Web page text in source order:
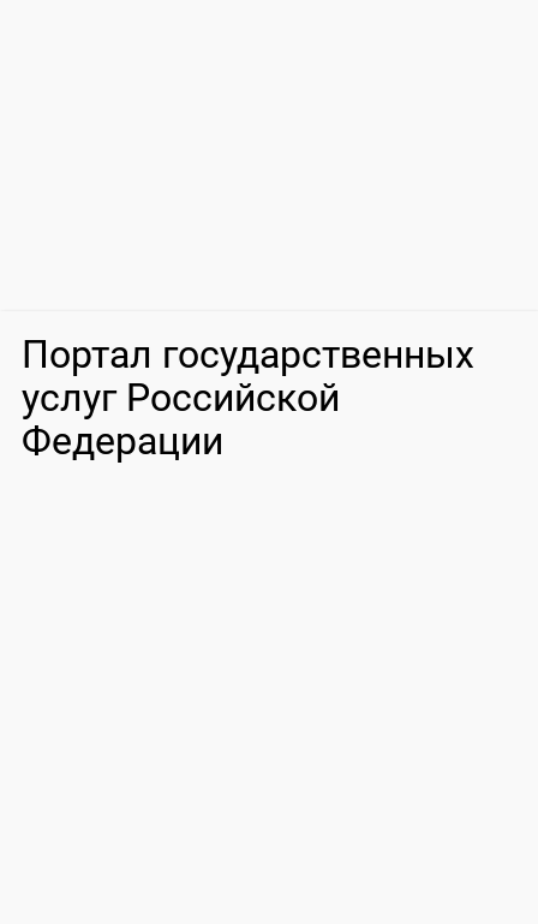
Портал государственных
услуг Российской
Федерации